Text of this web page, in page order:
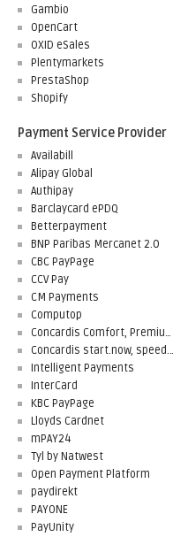
Gambio
OpenCart
OXID eSales
Plentymarkets
PrestaShop
Shopify
Payment Service Provider
Availabill
Alipay Global
Authipay
Barclaycard ePDQ
Betterpayment
BNP Paribas Mercanet 2.0
CBC PayPage
CCV Pay
CM Payments
Computop
Concardis Comfort, Premium, Professional
Concardis
Intelligent Payments
InterCard
KBC PayPage
Lloyds Cardnet
mPAY24
Tyl by Natwest
Open Payment Platform
paydirekt
PAYONE
PayUnity